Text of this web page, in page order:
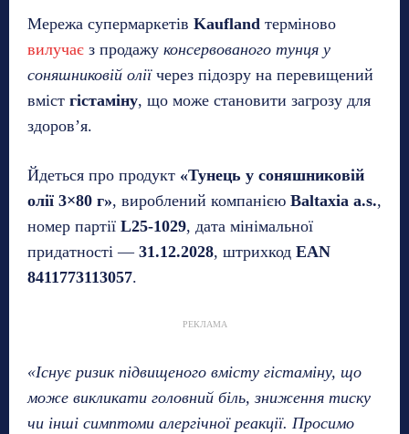
Мережа супермаркетів Kaufland терміново
вилучає з продажу консервованого тунця у
соняшниковій оліїчерез підозру на перевищений
вміст гістаміну, що може становити загрозу для
здоров’я.
Йдеться про продукт «Тунець у соняшниковій
олії 3×80 г», вироблений компанією Baltaxia a.s.,
номер партії L25-1029, дата мінімальної
придатності — 31.12.2028, штрихкод EAN
8411773113057.
РЕКЛАМА
«Існує ризик підвищеного вмісту гістаміну, що
може викликати головний біль, зниження тиску
чи інші симптоми алергічної реакції. Просимо